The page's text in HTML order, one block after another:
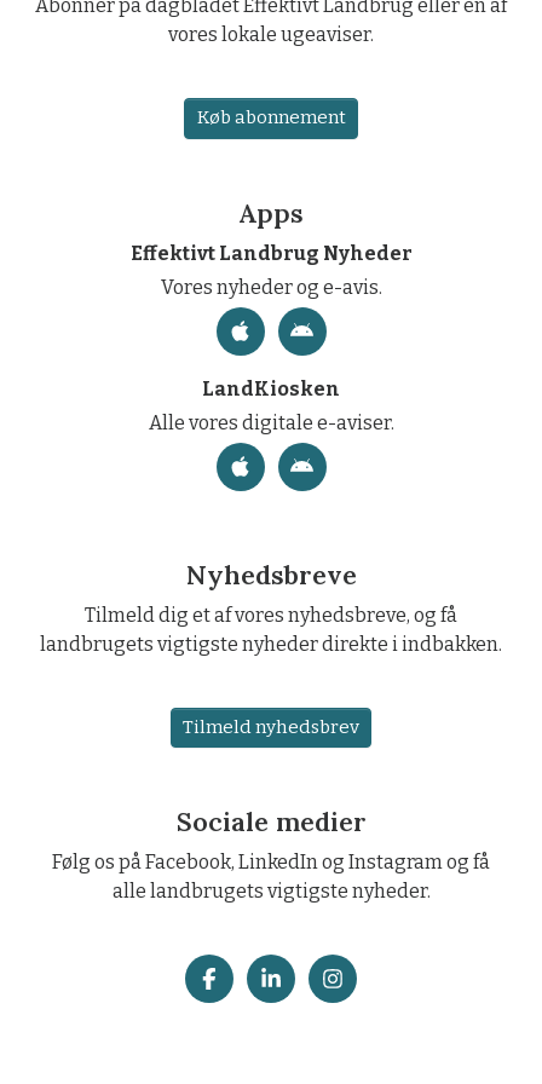
Abonner på dagbladet Effektivt Landbrug eller en af
vores lokale ugeaviser.
Køb abonnement
Apps
Effektivt Landbrug Nyheder
Vores nyheder og e-avis.
LandKiosken
Alle vores digitale e-aviser.
Nyhedsbreve
Tilmeld dig et af vores nyhedsbreve, og få
landbrugets vigtigste nyheder direkte i indbakken.
Tilmeld nyhedsbrev
Sociale medier
Følg os på Facebook, LinkedIn og Instagram og få
alle landbrugets vigtigste nyheder.